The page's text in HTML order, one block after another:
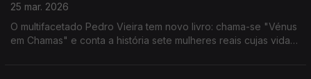
25 mar. 2026
O multifacetado Pedro Vieira tem novo livro: chama-se "Vénus
em Chamas" e conta a história sete mulheres reais cujas vidas